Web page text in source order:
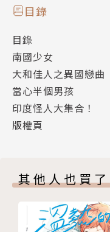
目錄
目錄
南國少女
大和佳人之異國戀曲
當心半個男孩
印度怪人大集合！
版權頁
其他人也買了